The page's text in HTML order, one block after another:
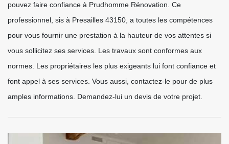
pouvez faire confiance à Prudhomme Rénovation. Ce
professionnel, sis à Presailles 43150, a toutes les compétences
pour vous fournir une prestation à la hauteur de vos attentes si
vous sollicitez ses services. Les travaux sont conformes aux
normes. Les propriétaires les plus exigeants lui font confiance et
font appel à ses services. Vous aussi, contactez-le pour de plus
amples informations. Demandez-lui un devis de votre projet.